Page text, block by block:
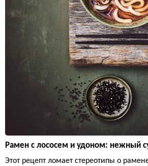
Рамен с лососем и удоном: нежный
Этот рецепт ломает стереотипы о